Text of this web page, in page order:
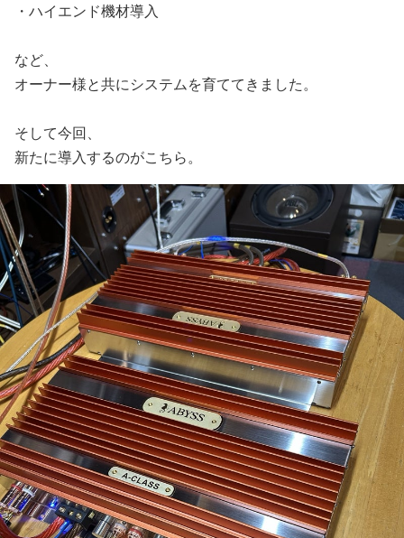
・ハイエンド機材導入
など、
オーナー様と共にシステムを育ててきました。
そして今回、
新たに導入するのがこちら。